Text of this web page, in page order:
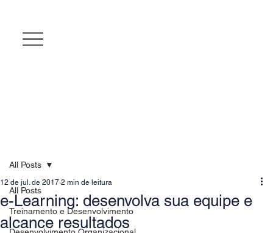
All Posts
Treinamento e Desenvolvimento
All Posts
e-Learning: desenvolva sua equipe e
alcance resultados
12 de jul. de 2017 2 min de leitura